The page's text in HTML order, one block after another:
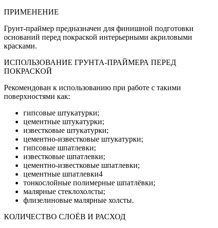
ПРИМЕНЕНИЕ
Грунт-праймер предназначен для финишной подготовки
оснований перед покраской интерьерными акриловыми
красками.
ИСПОЛЬЗОВАНИЕ ГРУНТА-ПРАЙМЕРА ПЕРЕД
ПОКРАСКОЙ
Рекомендован к использованию при работе с такими
поверхностями как:
гипсовые штукатурки;
цементные штукатурки;
известковые штукатурки;
цементно-известковые штукатурки;
гипсовые шпатлевки;
известковые шпатлевки;
цементно-известковые шпатлевки;
цементные шпатлевки4
тонкослойные полимерные шпатлёвки;
малярные стеклохолсты;
флизелиновые малярные холсты.
КОЛИЧЕСТВО СЛОЁВ И РАСХОД